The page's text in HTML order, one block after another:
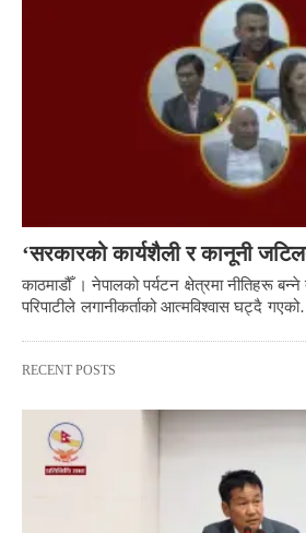
‘सरकारको कार्यशैली र कानूनी
काठमाडौँ । नेपालको पर्यटन क्षेत्रमा नीतिहरू बन्ने
परिपाटीले लगानीकर्ताको आत्मविश्वास घट्दै
RECENT POSTS